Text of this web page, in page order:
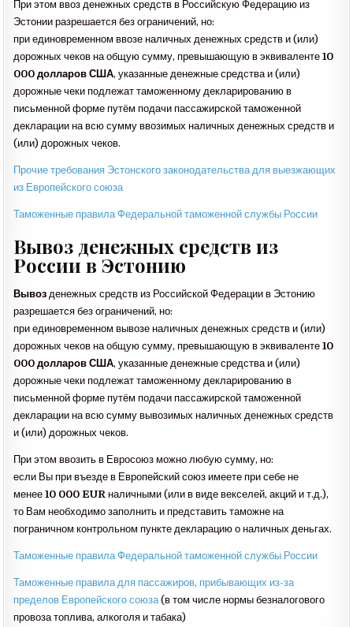
При этом ввоз денежных средств в Российскую Федерацию из
Эстонии разрешается без ограничений, но:
при единовременном ввозе наличных денежных средств и (или)
дорожных чеков на общую сумму, превышающую в эквиваленте 10
000 долларов США, указанные денежные средства и (или)
дорожные чеки подлежат таможенному декларированию в
письменной форме путём подачи пассажирской таможенной
декларации на всю сумму ввозимых наличных денежных средств и
(или) дорожных чеков.
Прочие требования Эстонского законодательства для выезжающих
из Европейского союза
Таможенные правила Федеральной таможенной службы России
Вывоз денежных средств из
России в Эстонию
Вывозденежных средств из Российской Федерации в Эстонию
разрешается без ограничений, но:
при единовременном вывозе наличных денежных средств и (или)
дорожных чеков на общую сумму, превышающую в эквиваленте 10
000 долларов США, указанные денежные средства и (или)
дорожные чеки подлежат таможенному декларированию в
письменной форме путём подачи пассажирской таможенной
декларации на всю сумму вывозимых наличных денежных средств
и (или) дорожных чеков.
При этом ввозить в Евросоюз можно любую сумму, но:
если Вы при въезде в Европейский союз имеете при себе не
менее 10 000 EURналичными (или в виде векселей, акций и т.д.),
то Вам необходимо заполнить и представить таможне на
пограничном контрольном пункте декларацию о наличных деньгах.
Таможенные правила Федеральной таможенной службы России
Таможенные правила для пассажиров, прибывающих из-за
пределов Европейского союза(в том числе нормы безналогового
провоза топлива, алкоголя и табака)